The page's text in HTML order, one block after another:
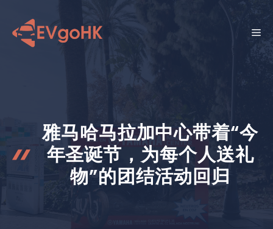
菜
雅马哈马拉加中心带着“今
年圣诞节，为每个人送礼
物”的团结活动回归